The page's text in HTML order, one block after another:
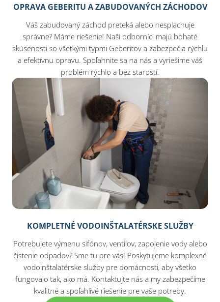
OPRAVA GEBERITU A ZABUDOVANÝCH ZÁCHODOV
Váš zabudovaný záchod preteká alebo nesplachuje
správne? Máme riešenie! Naši odborníci majú bohaté
skúsenosti so všetkými typmi Geberitov a zabezpečia rýchlu
a efektívnu opravu. Spoľahnite sa na nás a vyriešime váš
problém rýchlo a bez starostí.
KOMPLETNÉ VODOINŠTALATÉRSKE SLUŽBY
Potrebujete výmenu sifónov, ventilov, zapojenie vody alebo
čistenie odpadov? Sme tu pre vás! Poskytujeme komplexné
vodoinštalatérske služby pre domácnosti, aby všetko
fungovalo tak, ako má. Kontaktujte nás a my zabezpečíme
kvalitné a spoľahlivé riešenie pre vaše potreby.